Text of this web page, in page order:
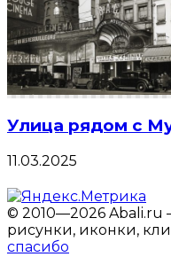
Улица рядом с
11.03.2025
© 2010—2026 Abali.ru
рисунки, иконки,
спасибо